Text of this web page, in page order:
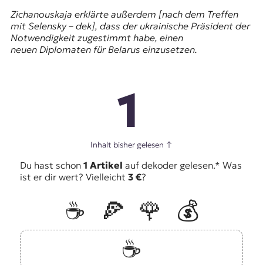
Zichanouskaja erklärte außerdem [nach dem Treffen
mit Selensky – dek], dass der ukrainische Präsident der
Notwendigkeit zugestimmt habe, einen
neuen Diplomaten für Belarus einzusetzen.
1
Inhalt bisher gelesen ↑
Du hast schon 1 Artikel auf dekoder gelesen.* Was
ist er dir wert? Vielleicht 3 €?
☕️ 🍕 🌹
💰
☕️